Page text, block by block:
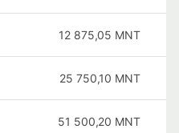
12 875,05 MNT
25 750,10 MNT
51 500,20 MNT